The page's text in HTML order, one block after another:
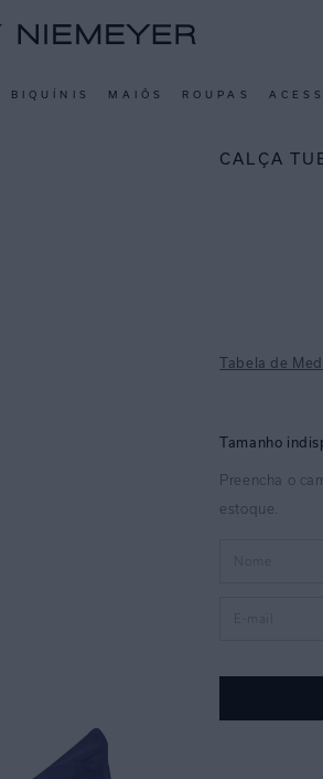
BIQUÍNIS MAIÔS ROUPAS
CALÇA
Tabela de